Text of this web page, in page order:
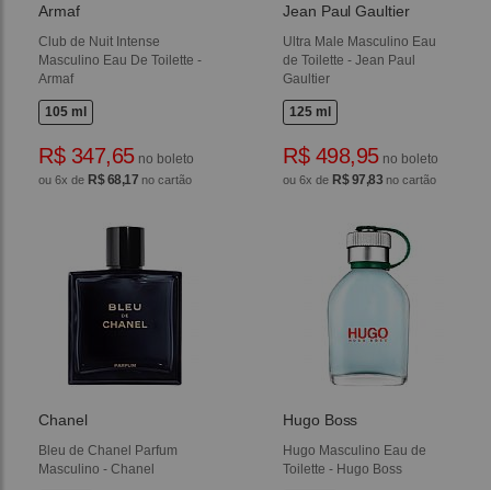
Armaf
Club de Nuit Intense
Masculino Eau De Toilette -
Armaf
105 ml
R$ 347,65no boleto
ou 6x de R$ 68,17 no cartão
Jean Paul Gaultier
Ultra Male Masculino Eau
de Toilette - Jean Paul
Gaultier
125 ml
R$ 498,95no boleto
ou 6x de R$ 97,83 no cartão
Chanel
Bleu de Chanel Parfum
Masculino - Chanel
Hugo Boss
Hugo Masculino Eau de
Toilette - Hugo Boss